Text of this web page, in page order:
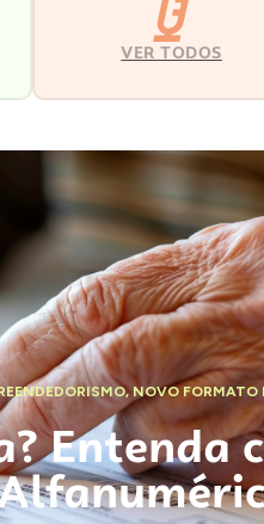
VER TODOS
,NOVO FORMATO
Entenda